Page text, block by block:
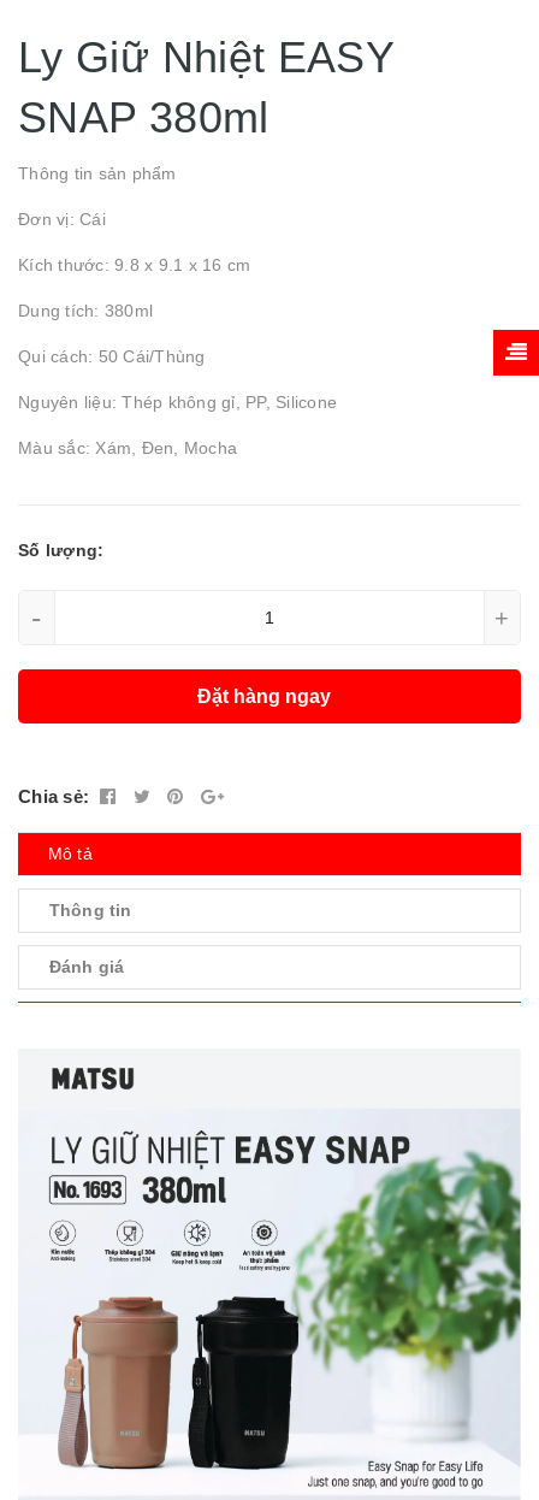
Ly Giữ Nhiệt EASY
SNAP 380ml
Thông tin sản phẩm
Đơn vị: Cái
Kích thước: 9.8 x 9.1 x 16 cm
Dung tích: 380ml
Qui cách: 50 Cái/Thùng
Nguyên liệu: Thép không gỉ, PP, Silicone
Màu sắc: Xám, Đen, Mocha
Số lượng:
- +
Đặt hàng ngay
Chia sẻ:
Mô tả
Thông tin
Đánh giá